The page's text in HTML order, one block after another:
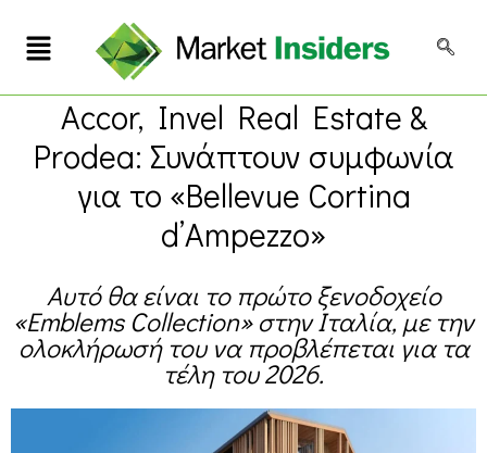
Accor, Invel Real Estate &
Prodea: Συνάπτουν συμφωνία
για το «Bellevue Cortina
d’Ampezzo»
Αυτό θα είναι το πρώτο ξενοδοχείο
«Emblems Collection» στην Ιταλία, με την
ολοκλήρωσή του να προβλέπεται για τα
τέλη του 2026.